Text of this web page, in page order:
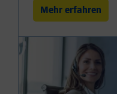
Mehr erfahren